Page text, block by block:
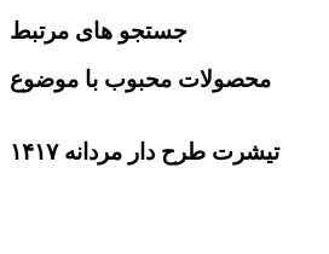
جستجو های مرتبط
محصولات محبوب با موضوع
تیشرت طرح دار مردانه ۱۴۱۷